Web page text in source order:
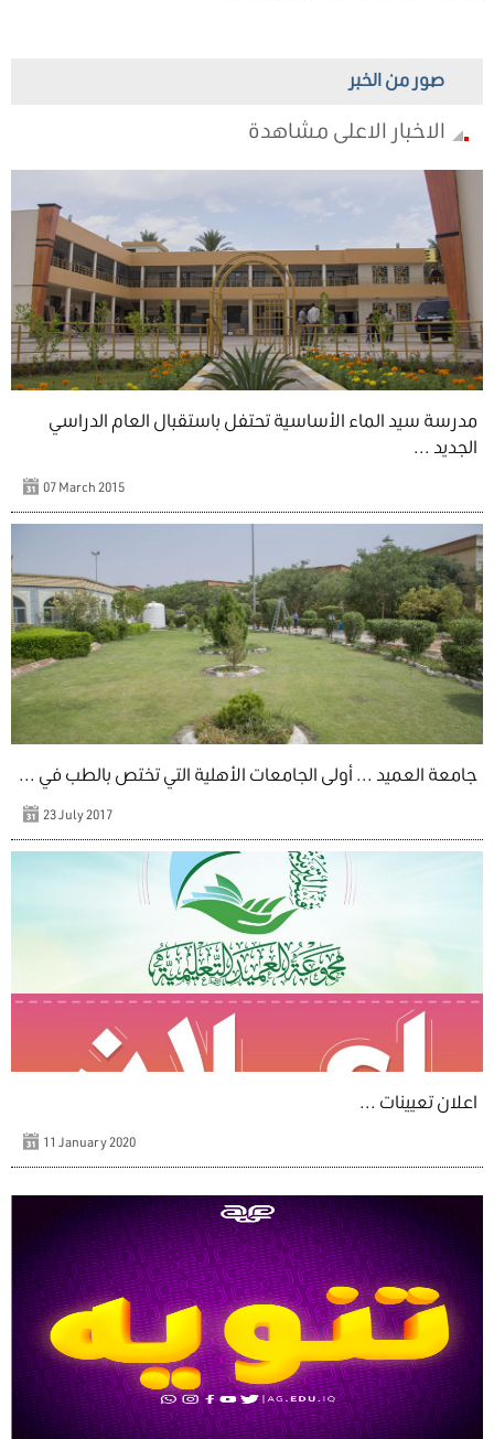
صور من الخبر
الاخبار الاعلى مشاهدة
مدرسة سيد الماء الأساسية تحتفل باستقبال العام الدراسي
الجديد ...
07 March 2015
جامعة العميد ... أولى الجامعات الأهلية التي تختص بالطب في ...
23 July 2017
اعلان تعيينات ...
11 January 2020